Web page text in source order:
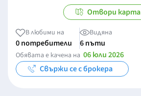
Отвори карта
В любими на
0 потребители
Видяна
6 пъти
Обявата е качена на 06 юли 2026
Свържи се с брокера